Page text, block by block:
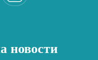
новости